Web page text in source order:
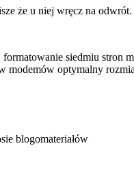
że u niej wręcz na odwrót.
siedmiu stron
optymalny
blogomateriałów